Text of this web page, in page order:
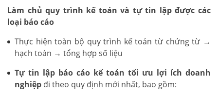
Làm chủ quy trình kế toán và tự tin lập được các
loại báo cáo
Thực hiện toàn bộ quy trình kế toán từ chứng từ →
hạch toán → tổng hợp số liệu
Tự tin lập báo cáo kế toán tối ưu lợi ích doanh
nghiệp đi theo quy định mới nhất, bao gồm: